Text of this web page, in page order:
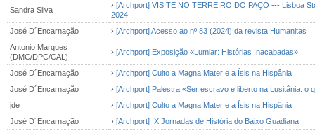
Sandra Silva
› [Archport] VISITE NO TERREIRO DO PAÇO --- Lisboa
2024
José D´Encarnação
› [Archport] Acesso ao nº 83 (2024) da revista Humanitas
Antonio Marques
(DMC/DPC/CAL)
› [Archport] Exposição «Lumiar: Histórias Inacabadas»
José D´Encarnação › [Archport] Culto a Magna Mater e a Ísis na Hispânia
José D´Encarnação
› [Archport] Palestra «Ser escravo e liberto na Lusitânia: o
jde
› [Archport] Culto a Magna Mater e a Ísis na Hispânia
José D´Encarnação
› [Archport] IX Jornadas de História do Baixo Guadiana